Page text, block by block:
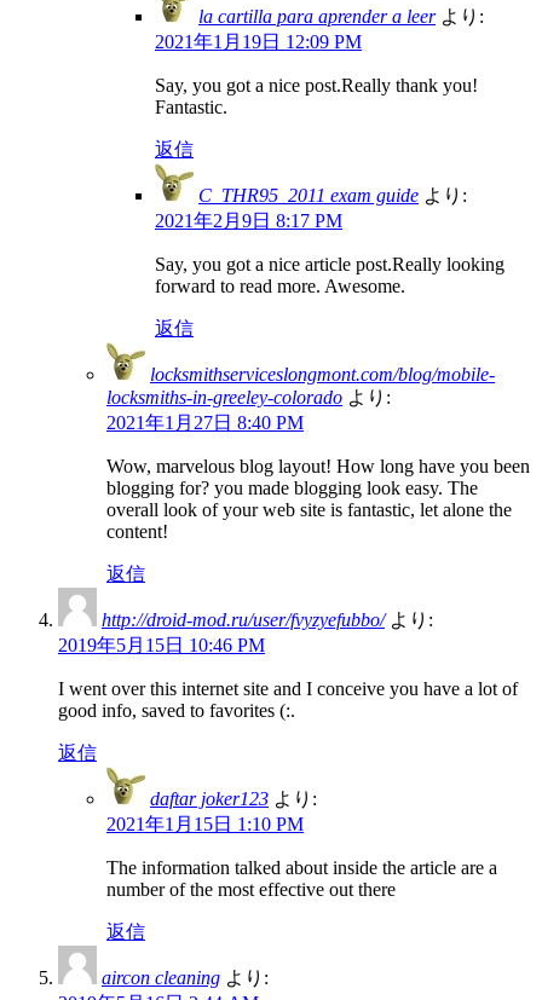
la cartilla para aprender a leer より:
2021年1月19日 12:09 PM
Say, you got a nice post.Really thank you!
Fantastic.
返信
C_THR95_2011 exam guide より:
2021年2月9日 8:17 PM
Say, you got a nice article post.Really looking
forward to read more. Awesome.
返信
locksmithserviceslongmont.com/blog/mobile-
locksmiths-in-greeley-colorado より:
2021年1月27日 8:40 PM
Wow, marvelous blog layout! How long have you been
blogging for? you made blogging look easy. The
overall look of your web site is fantastic, let alone the
content!
返信
http://droid-mod.ru/user/fvyzyefubbo/ より:
2019年5月15日 10:46 PM
I went over this internet site and I conceive you have a lot of
good info, saved to favorites (:.
返信
daftar joker123 より:
2021年1月15日 1:10 PM
The information talked about inside the article are a
number of the most effective out there
返信
aircon cleaning より: